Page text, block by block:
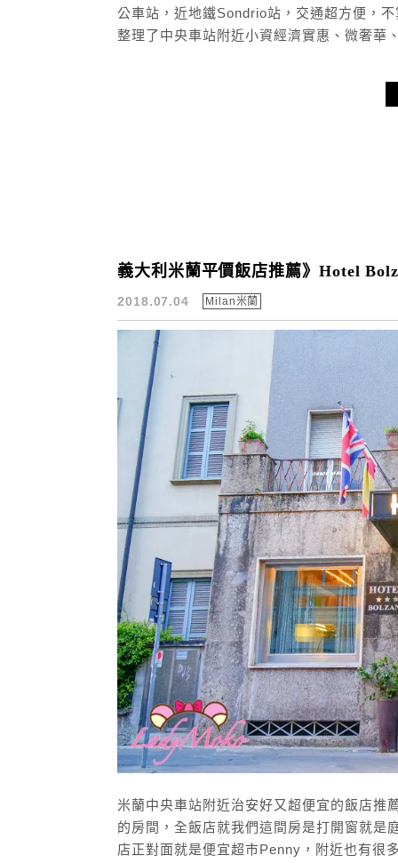
公車站，近地鐵Sondrio站，交通超方便，
整理了中央車站附近小資經濟實惠、微奢華
義大利米蘭平價飯店推薦》Hotel
2018.07.04 Milan米蘭
米蘭中央車站附近治安好又超便宜的飯店推
的房間，全飯店就我們這間房是打開窗就是
店正對面就是便宜超市Penny，附近也有很